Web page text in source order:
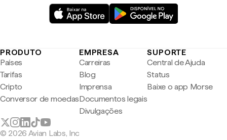
PRODUTO
Países
Tarifas
Cripto
Conversor de moedas
EMPRESA
Carreiras
Blog
Imprensa
Documentos legais
Divulgações
SUPORTE
Central de Ajuda
Status
Baixe o app Morse
© 2026 Avian Labs, Inc